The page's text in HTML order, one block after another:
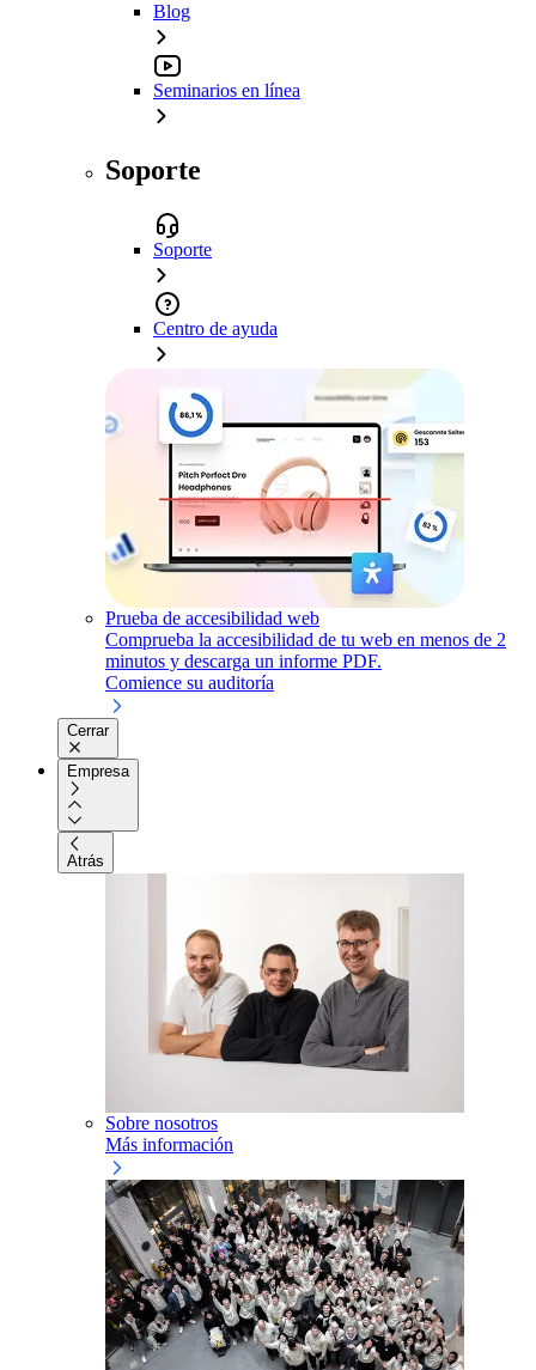
Blog
Seminarios en línea
Soporte
Soporte
Centro de ayuda
Prueba de accesibilidad web
Comprueba la accesibilidad de tu web en menos de 2
minutos y descarga un informe PDF.
Comience su auditoría
Cerrar
Empresa
Atrás
Sobre nosotros
Más información